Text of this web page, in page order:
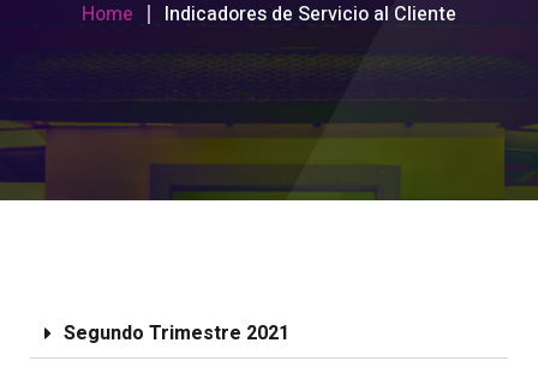
Home Indicadores de Servicio al Cliente
Segundo Trimestre 2021